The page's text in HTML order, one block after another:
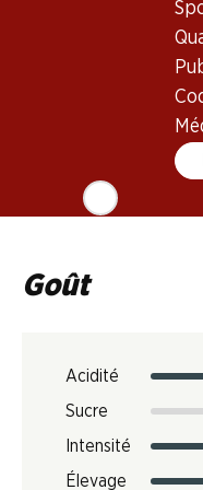
Température
Empreinte
1027097
Goût
Acidité
Sucre
Intensité
Élevage